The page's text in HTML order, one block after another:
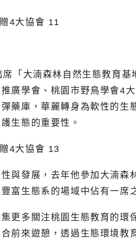
「大湳森林自然生態教育
廣學會、桃園市野鳥學會4
藥庫，華麗轉身為軟性的
生態的重要性。
與發展，去年他參加大湳
富生態系的場域中佔有一席
更多關注桃園生態教育的
前來遊憩，透過生態環境教